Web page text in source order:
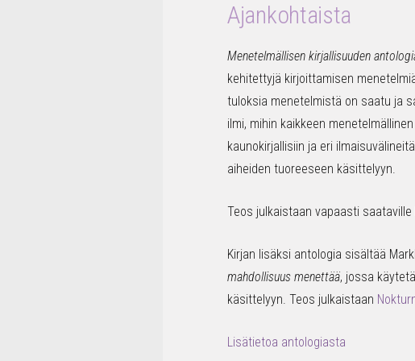
Ajankohtaista
Menetelmällisen kirjallisuuden
kehitettyjä kirjoittamisen
tuloksia menetelmistä on saatu ja
ilmi, mihin kaikkeen
kaunokirjallisiin ja eri
aiheiden tuoreeseen käsittelyyn.
Teos julkaistaan vapaasti saataville
Kirjan lisäksi antologia sisältää
mahdollisuus menettää, jossa
käsittelyyn. Teos julkaistaan
Lisätietoa antologiasta